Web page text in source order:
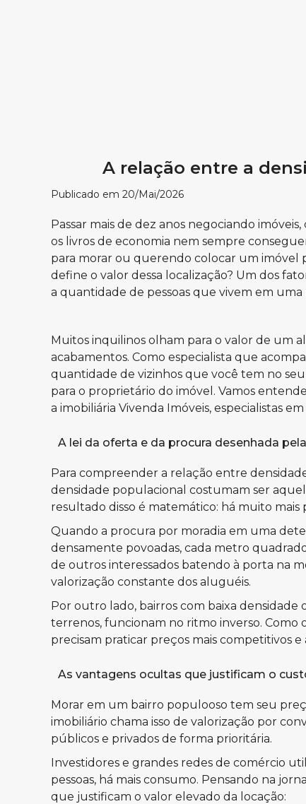
A relação entre a
Publicado em 20/Mai/2026
Passar mais de dez anos negociando
os livros de economia nem sempre
para morar ou querendo colocar um imóvel
define o valor dessa localização? Um dos
a quantidade de pessoas que vivem em uma
Muitos inquilinos olham para o valor de um
acabamentos. Como especialista que
quantidade de vizinhos que você tem no
para o proprietário do imóvel. Vamos
a imobiliária Vivenda Imóveis, especialistas em
A lei da oferta e da procura desenhada
Para compreender a relação entre
densidade populacional costumam ser
resultado disso é matemático: há muito mais
Quando a procura por moradia em uma
densamente povoadas, cada metro
de outros interessados batendo à porta na
valorização constante dos aluguéis.
Por outro lado, bairros com baixa densidade
terrenos, funcionam no ritmo inverso. Como
precisam praticar preços mais competitivos
As vantagens ocultas que justificam o
Morar em um bairro populooso tem seu
imobiliário chama isso de valorização por
públicos e privados de forma prioritária.
Investidores e grandes redes de comércio
pessoas, há mais consumo. Pensando na
que justificam o valor elevado da locação: